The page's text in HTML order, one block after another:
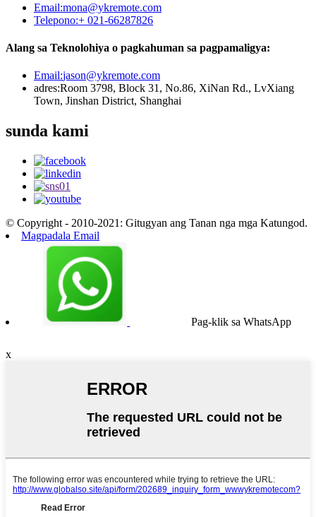
Email:mona@ykremote.com
Telepono:+ 021-66287826
Alang sa Teknolohiya o pagkahuman sa pagpamaligya:
Email:jason@ykremote.com
adres:Room 3798, Block 31, No.86, XiNan Rd., LvXiang
Town, Jinshan District, Shanghai
sunda kami
© Copyright - 2010-2021: Gitugyan ang Tanan nga mga Katungod.
Magpadala Email
Pag-klik sa WhatsApp
x